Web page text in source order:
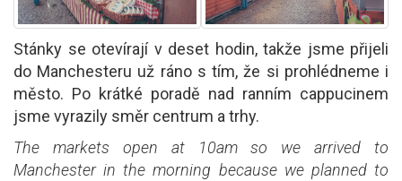
Stánky se otevírají v deset hodin, takže jsme přijeli
do Manchesteru už ráno s tím, že si prohlédneme i
město. Po krátké poradě nad ranním cappucinem
jsme vyrazily směr centrum a trhy.
The markets open at 10am so we arrived to
Manchester in the morning because we planned to